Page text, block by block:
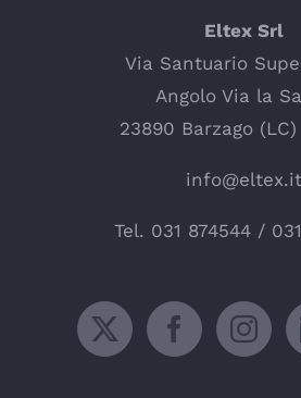
Eltex Srl
Via Santuario
Angolo Via la
23890 Barzago
info@eltex.it
Tel. 031 874544/